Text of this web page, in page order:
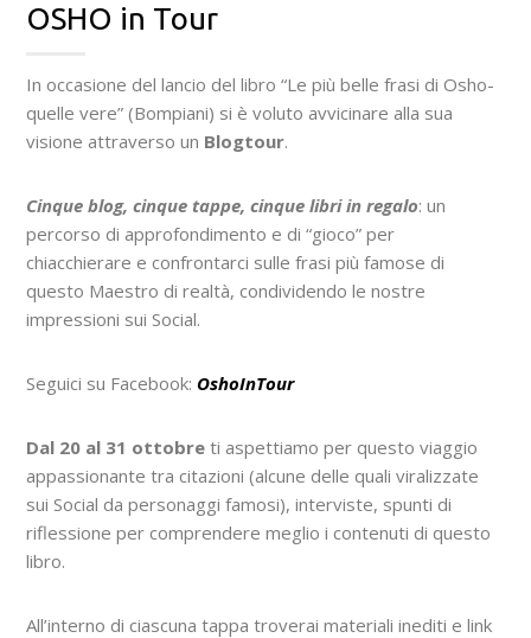
OSHO in Tour
In occasione del lancio del libro “Le più belle frasi di Osho-
quelle vere” (Bompiani) si è voluto avvicinare alla sua
visione attraverso un Blogtour.
Cinque blog, cinque tappe, cinque libri in regalo: un
percorso di approfondimento e di “gioco” per
chiacchierare e confrontarci sulle frasi più famose di
questo Maestro di realtà, condividendo le nostre
impressioni sui Social.
Seguici su Facebook: OshoInTour
Dal 20 al 31 ottobre ti aspettiamo per questo viaggio
appassionante tra citazioni (alcune delle quali viralizzate
sui Social da personaggi famosi), interviste, spunti di
riflessione per comprendere meglio i contenuti di questo
libro.
All’interno di ciascuna tappa troverai materiali inediti e link